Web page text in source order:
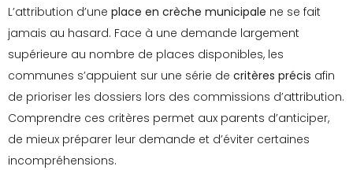
L’attribution d’une place en crèche municipale ne se fait
jamais au hasard. Face à une demande largement
supérieure au nombre de places disponibles, les
communes s’appuient sur une série de critères précis afin
de prioriser les dossiers lors des commissions d’attribution.
Comprendre ces critères permet aux parents d’anticiper,
de mieux préparer leur demande et d’éviter certaines
incompréhensions.